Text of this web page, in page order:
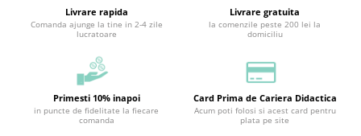
Livrare rapida
Comanda ajunge la tine in 2-4 zile
lucratoare
Livrare gratuita
la comenzile peste 200 lei la
domiciliu
Primesti 10% inapoi
in puncte de fidelitate la fiecare
comanda
Card Prima de Cariera Didactica
Acum poti folosi si acest card pentru
plata pe site